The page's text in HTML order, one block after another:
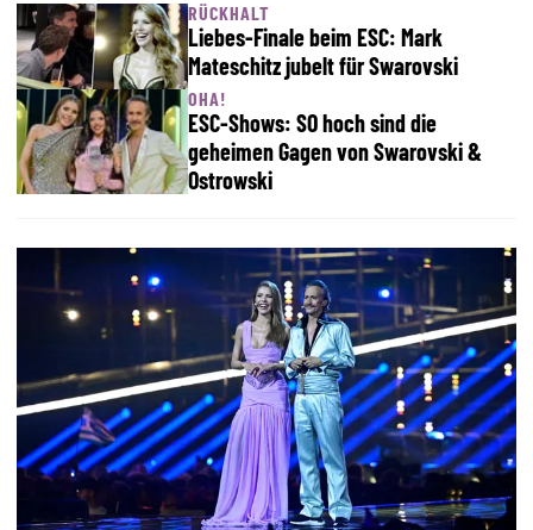
RÜCKHALT
Liebes-Finale beim ESC: Mark
Mateschitz jubelt für Swarovski
OHA!
ESC-Shows: SO hoch sind die
geheimen Gagen von Swarovski &
Ostrowski